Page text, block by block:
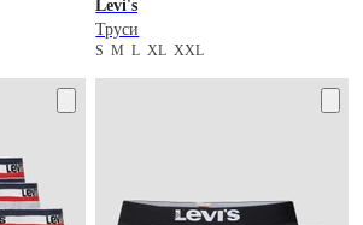
Levi's
Труси
SMLXLXXL